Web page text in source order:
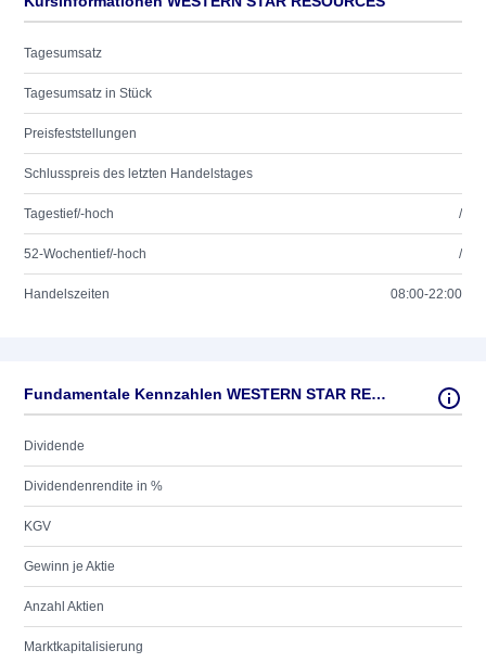
Tagesumsatz
Tagesumsatz in Stück
Preisfeststellungen
Schlusspreis des letzten Handelstages
Tagestief/-hoch /
52-Wochentief/-hoch /
Handelszeiten 08:00-22:00
Fundamentale Kennzahlen WESTERN STAR RESOURCES
Dividende
Dividendenrendite in %
KGV
Gewinn je Aktie
Anzahl Aktien
Marktkapitalisierung